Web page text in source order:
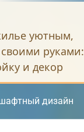
уютным,
руками:
и декор
дизайн